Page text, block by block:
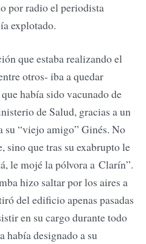
por radio el periodista
explotado.
que estaba realizando el
otros- iba a quedar
había sido vacunado de
de Salud, gracias a un
su “viejo amigo” Ginés. No
sino que tras su exabrupto le
le mojé la pólvora a Clarín”.
hizo saltar por los aires a
del edificio apenas pasadas
en su cargo durante todo
había designado a su